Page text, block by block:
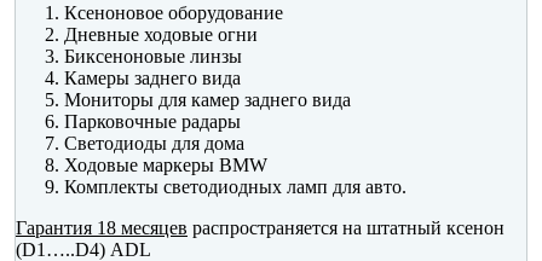
Ксеноновое оборудование
Дневные ходовые огни
Биксеноновые линзы
Камеры заднего вида
Мониторы для камер заднего вида
Парковочные радары
Светодиоды для дома
Ходовые маркеры BMW
Комплекты светодиодных ламп для авто.
Гарантия 18 месяцев распространяется на штатный ксенон
(D1…..D4) ADL